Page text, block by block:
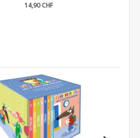
14,90 CHF